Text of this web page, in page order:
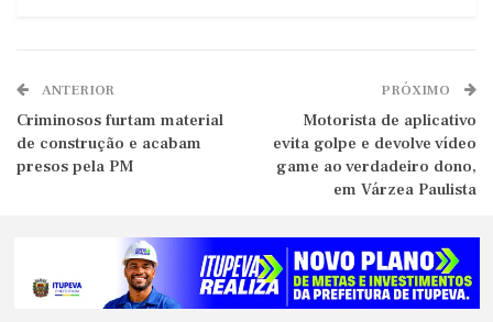
ANTERIOR
Criminosos furtam material
de construção e acabam
presos pela PM
PRÓXIMO
Motorista de aplicativo
evita golpe e devolve vídeo
game ao verdadeiro dono,
em Várzea Paulista